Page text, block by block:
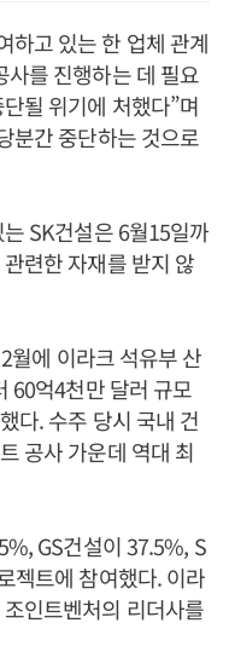
하고 있는 한 업체 관계
사를 진행하는 데 필요
될 위기에 처했다”며
분간 중단하는 것으로
SK건설은 6월15일까
련한 자재를 받지 않
월에 이라크 석유부 산
60억4천만 달러 규모
다. 수주 당시 국내 건
공사 가운데 역대 최
GS건설이 37.5%, S
젝트에 참여했다. 이라
인트벤처의 리더사를